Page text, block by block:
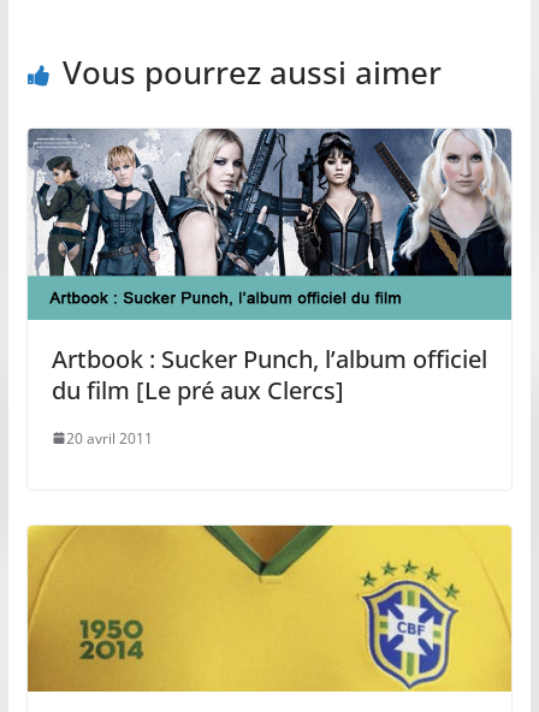
Vous pourrez aussi aimer
Artbook : Sucker Punch, l’album officiel
du film [Le pré aux Clercs]
20 avril 2011